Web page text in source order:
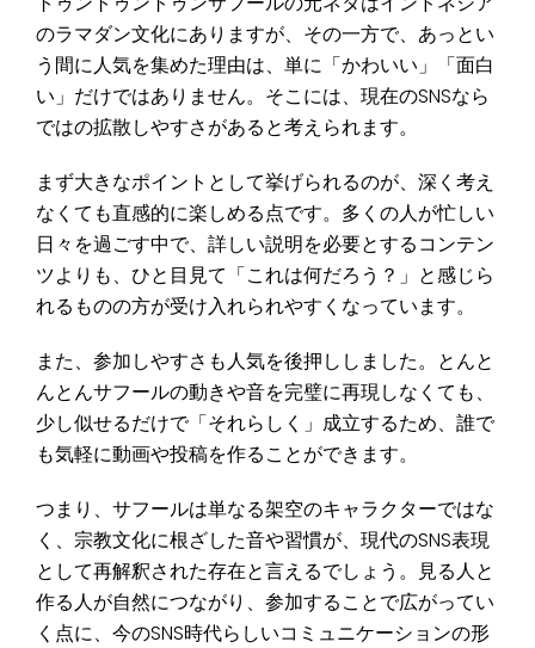
のラマダン文化にありますが、その一方で、あっとい
う間に人気を集めた理由は、単に「かわいい」「面白
い」だけではありません。そこには、現在のSNSなら
ではの拡散しやすさがあると考えられます。
まず大きなポイントとして挙げられるのが、深く考え
なくても直感的に楽しめる点です。多くの人が忙しい
日々を過ごす中で、詳しい説明を必要とするコンテン
ツよりも、ひと目見て「これは何だろう？」と感じら
れるものの方が受け入れられやすくなっています。
また、参加しやすさも人気を後押ししました。とんと
んとんサフールの動きや音を完璧に再現しなくても、
少し似せるだけで「それらしく」成立するため、誰で
も気軽に動画や投稿を作ることができます。
つまり、サフールは単なる架空のキャラクターではな
く、宗教文化に根ざした音や習慣が、現代のSNS表現
として再解釈された存在と言えるでしょう。見る人と
作る人が自然につながり、参加することで広がってい
く点に、今のSNS時代らしいコミュニケーションの形